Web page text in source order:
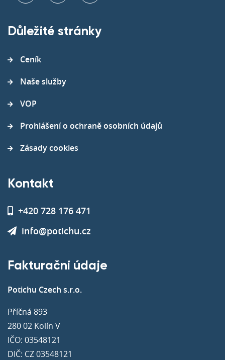
Důležité stránky
Ceník
Naše služby
VOP
Prohlášení o ochraně osobních údajů
Zásady cookies
Kontakt
+420 728 176 471
info@potichu.cz
Fakturační údaje
Potichu Czech s.r.o.
Příčná 893
280 02 Kolín V
IČO: 03548121
DIČ: CZ 03548121